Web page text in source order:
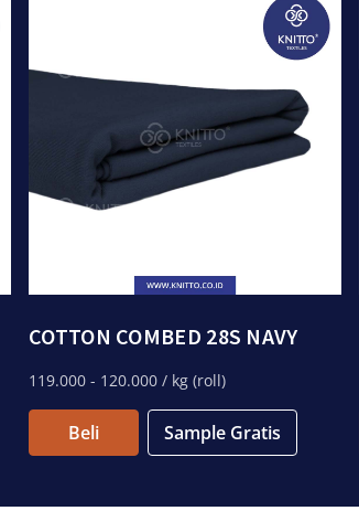
COTTON COMBED 28S NAVY
119.000 - 120.000 / kg (roll)
Beli Sample Gratis